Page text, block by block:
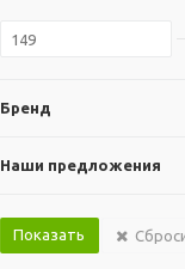
Бренд
Наши предложения